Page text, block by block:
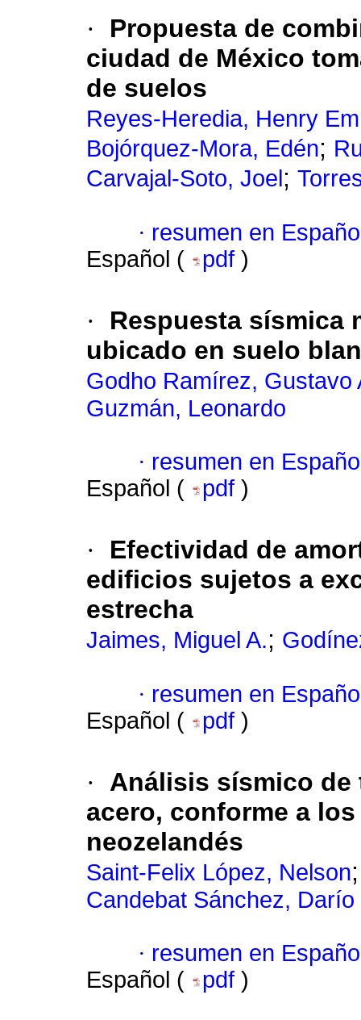
·
Propuesta de
ciudad de México
de suelos
Reyes-Heredia, Henry
Bojórquez-Mora, Edén;
Carvajal-Soto, Joel ;
· resumen en
Español (
pdf )
·
Respuesta sísmica
ubicado en suelo
Godho Ramírez, Gustavo
Guzmán, Leonardo
· resumen en
Español (
pdf )
·
Efectividad de
edificios sujetos a
estrecha
Jaimes, Miguel A.;
· resumen en
Español (
pdf )
·
Análisis sísmico
acero, conforme a
neozelandés
Saint-Felix López, Nelson
Candebat Sánchez, Darío
· resumen en
Español (
pdf )